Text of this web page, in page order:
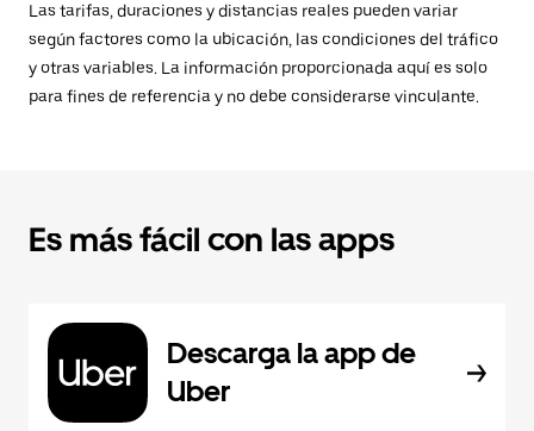
Las tarifas, duraciones y distancias reales pueden variar
según factores como la ubicación, las condiciones del tráfico
y otras variables. La información proporcionada aquí es solo
para fines de referencia y no debe considerarse vinculante.
Es más fácil con las apps
Descarga la app de
Uber